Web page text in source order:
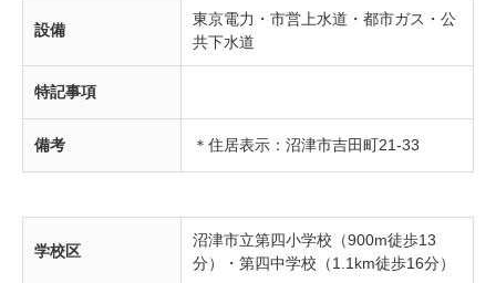
設備
東京電力・市営上水道・都市ガス・公
共下水道
特記事項
備考 ＊住居表示：沼津市吉田町21-33
学校区
沼津市立第四小学校（900m徒歩13
分）・第四中学校（1.1km徒歩16分）